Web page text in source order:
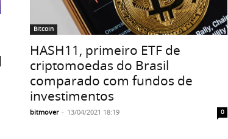
Bitcoin
HASH11, primeiro ETF de
criptomoedas do Brasil
comparado com fundos de
investimentos
bitmover - 13/04/2021 18:19 0